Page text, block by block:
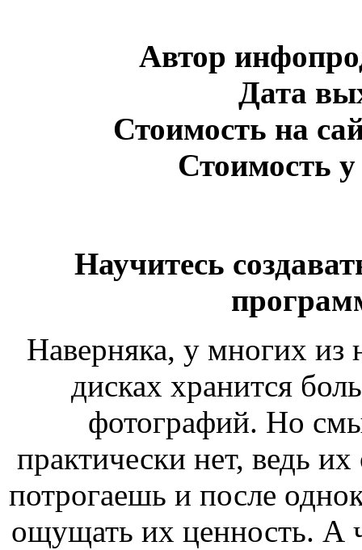
Автор
Дата
Стоимость на
Стоимость
Научитесь
Наверняка, у многих из
дисках хранится
фотографий. Но
практически нет, ведь
потрогаешь и после
ощущать их ценность. А